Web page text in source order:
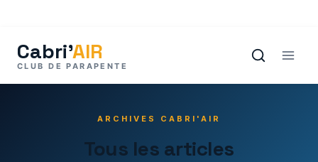
contenu
ARCHIVES CABRI'AIR
Tous les articles